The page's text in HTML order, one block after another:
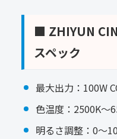
■ ZHIYUN
スペック
最大出力：100W
色温度：2500K〜
明るさ調整：0〜